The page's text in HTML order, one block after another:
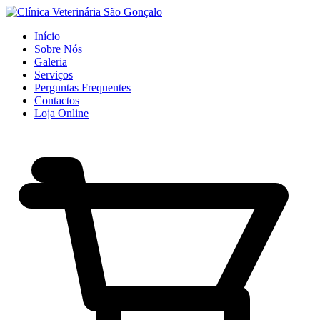
Início
Sobre Nós
Galeria
Serviços
Perguntas Frequentes
Contactos
Loja Online